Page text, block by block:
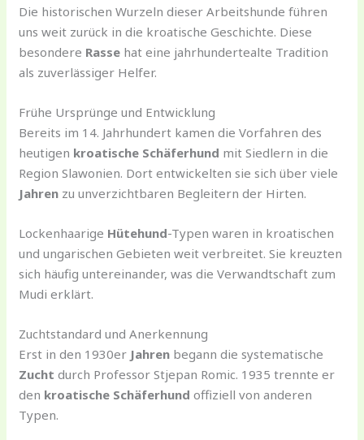
Die historischen Wurzeln dieser Arbeitshunde führen
uns weit zurück in die kroatische Geschichte. Diese
besondere Rasse hat eine jahrhundertealte Tradition
als zuverlässiger Helfer.
Frühe Ursprünge und Entwicklung
Bereits im 14. Jahrhundert kamen die Vorfahren des
heutigen kroatische Schäferhund mit Siedlern in die
Region Slawonien. Dort entwickelten sie sich über viele
Jahren zu unverzichtbaren Begleitern der Hirten.
Lockenhaarige Hütehund-Typen waren in kroatischen
und ungarischen Gebieten weit verbreitet. Sie kreuzten
sich häufig untereinander, was die Verwandtschaft zum
Mudi erklärt.
Zuchtstandard und Anerkennung
Erst in den 1930er Jahren begann die systematische
Zucht durch Professor Stjepan Romic. 1935 trennte er
den kroatische Schäferhund offiziell von anderen
Typen.